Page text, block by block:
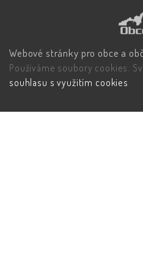
Webové stránky pro obce a
Používáme soubory cookies.
souhlasu s využitím cookies